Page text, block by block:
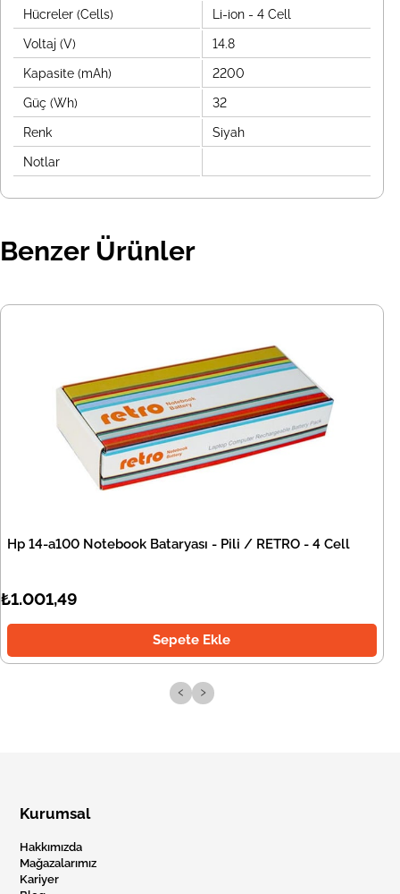
Hücreler (Cells) Li-ion - 4 Cell
Voltaj (V) 14.8
Kapasite (mAh) 2200
Güç (Wh) 32
Renk Siyah
Notlar
Benzer Ürünler
Hp 14-a100 Notebook Bataryası - Pili / RETRO - 4 Cell
₺1.001,49
Sepete Ekle
‹ ›
Kurumsal
Hakkımızda
Mağazalarımız
Kariyer